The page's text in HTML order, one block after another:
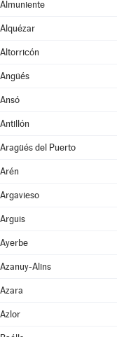
Almuniente
Alquézar
Altorricón
Angüés
Ansó
Antillón
Aragüés del Puerto
Arén
Argavieso
Arguis
Ayerbe
Azanuy-Alins
Azara
Azlor